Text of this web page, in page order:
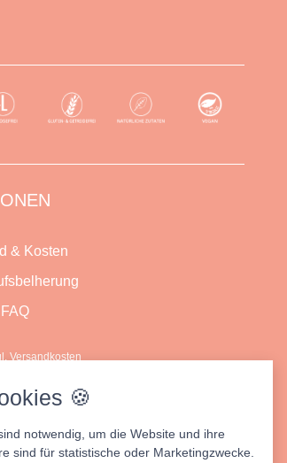
& Kosten
Versandkosten
🍪
notwendig, um die Website und ihre
sind für statistische oder Marketingzwecke.